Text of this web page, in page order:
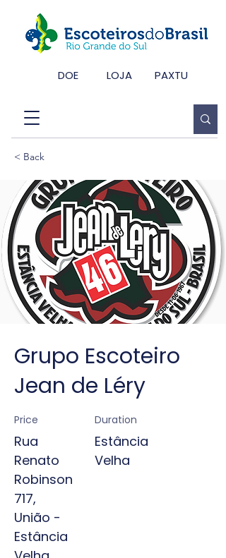
DOE LOJA PAXTU
< Back
Grupo Escoteiro
Jean de Léry
Price
Rua
Renato
Robinson
717,
União -
Estância
Duration
Estância
Velha